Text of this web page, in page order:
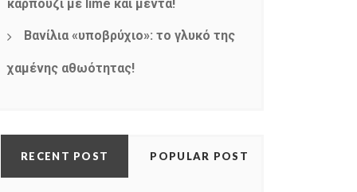
καρπούζι με lime και μέντα!
Βανίλια «υποβρύχιο»: το γλυκό της
χαμένης αθωότητας!
RECENT POST POPULAR POST